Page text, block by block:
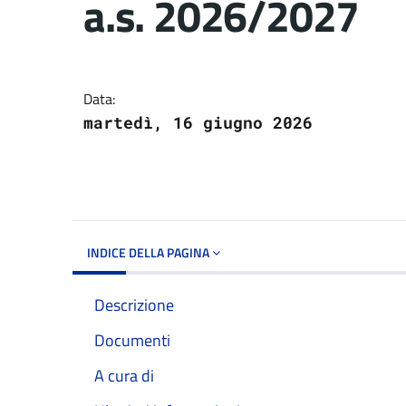
a.s. 2026/2027
Data:
martedì, 16 giugno 2026
INDICE DELLA PAGINA
Descrizione
Documenti
A cura di